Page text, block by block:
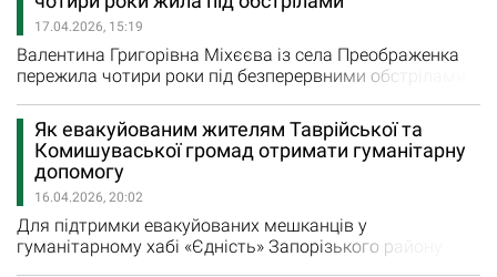
закладу в Комишувасі Запорізької області, де в цей час
наша команда надавала гуманітарну допомогу у
вигляді…
17.04.2026, 15:19
Валентина Григорівна Міхєєва із села Преображенка
пережила чотири роки під безперервними обстрілами.
щоденною боротьбою за виживання — без світла, без
зв’язку, під постійною загрозою ударів артилерії,
авіабомб і дронів. Вона говорить про це спокійно, але
за кожним словом — пережитий страх, втома і
вдячність…
Як евакуйованим жителям Таврійської та
Комишуваської громад отримати гуманітарну
допомогу
16.04.2026, 20:02
Для підтримки евакуйованих мешканців у
гуманітарному хабі «Єдність» Запорізького району